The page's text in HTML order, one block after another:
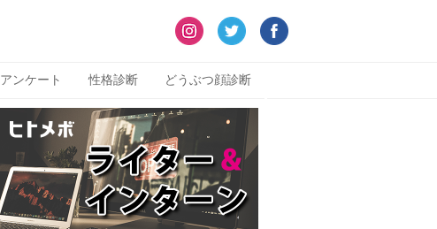
アンケート 性格診断 どうぶつ顔診断